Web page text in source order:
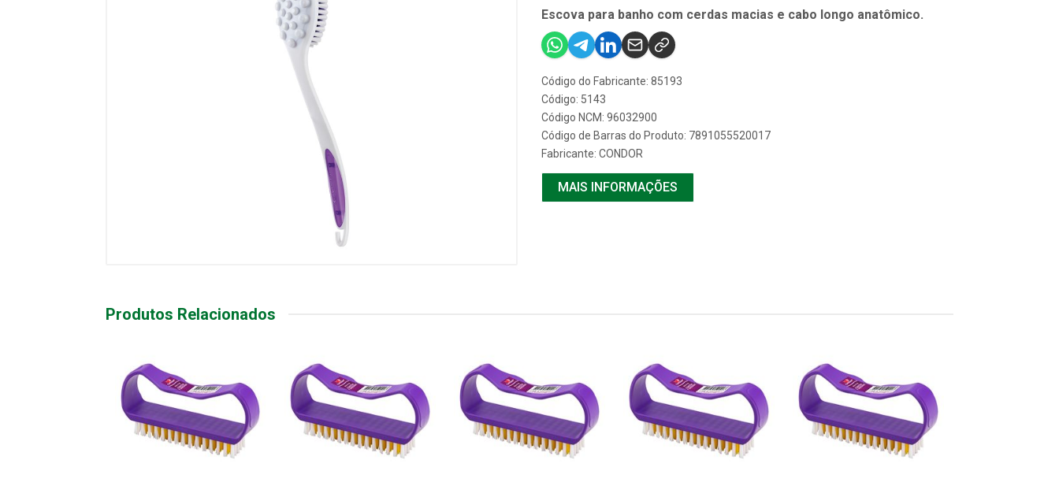
Escova para banho com cerdas macias e cabo longo anatômico.
Código do Fabricante: 85193
Código: 5143
Código NCM: 96032900
Código de Barras do Produto: 7891055520017
Fabricante: CONDOR
MAIS INFORMAÇÕES
Produtos Relacionados